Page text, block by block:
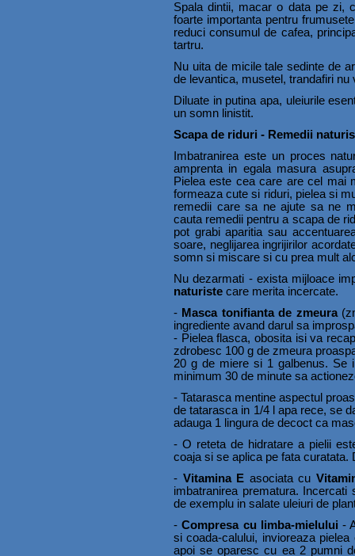
Spala dintii, macar o data pe zi,
foarte importanta pentru
reduci consumul de cafea,
tartru.
Nu uita de micile tale sedinte de
de levantica, musetel, trandafiri
Diluate in putina apa, uleiurile
un somn linistit.
Scapa de riduri - Remedii
Imbatranirea este un proces
amprenta in egala masura
Pielea este cea care are cel mai
formeaza cute si riduri, pielea si
remedii care sa ne ajute sa ne
cauta remedii pentru a scapa de
pot grabi aparitia sau
soare, neglijarea ingrijirilor
somn si miscare si cu prea mult
Nu dezarmati - exista mijloace
naturiste care merita incercate.
- Masca tonifianta de zmeura
ingrediente avand darul sa
- Pielea flasca, obosita isi va
zdrobesc 100 g de zmeura
20 g de miere si 1 galbenus. Se
minimum 30 de minute sa
- Tatarasca mentine aspectul
de tatarasca in 1/4 l apa rece, se
adauga 1 lingura de decoct ca
- O reteta de hidratare a pielii
coaja si se aplica pe fata curatata.
- Vitamina E asociata cu
imbatranirea prematura.
de exemplu in salate uleiuri de
-Compresa cu limba-mielului -
si coada-calului, invioreaza
apoi se oparesc cu ea 2 pumni